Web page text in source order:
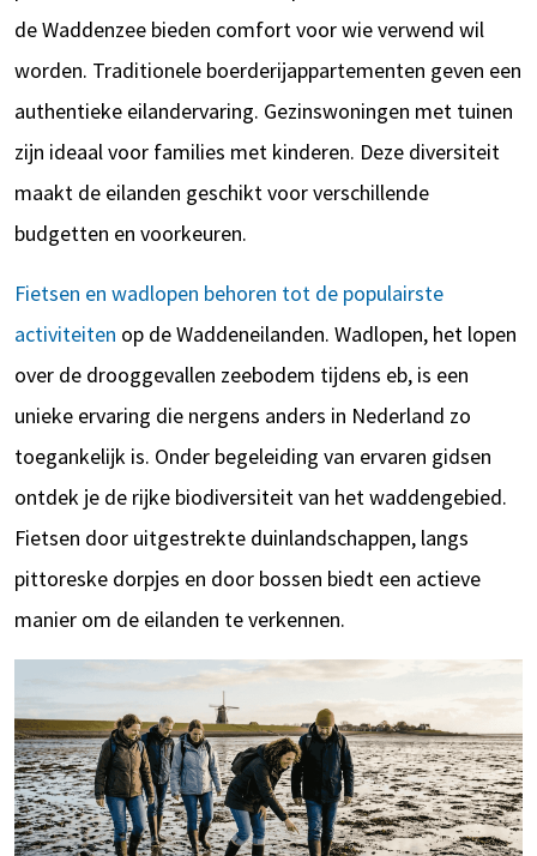
de Waddenzee bieden comfort voor wie verwend wil
worden. Traditionele boerderijappartementen geven een
authentieke eilandervaring. Gezinswoningen met tuinen
zijn ideaal voor families met kinderen. Deze diversiteit
maakt de eilanden geschikt voor verschillende
budgetten en voorkeuren.
Fietsen en wadlopen behoren tot de populairste
activiteiten op de Waddeneilanden. Wadlopen, het lopen
over de drooggevallen zeebodem tijdens eb, is een
unieke ervaring die nergens anders in Nederland zo
toegankelijk is. Onder begeleiding van ervaren gidsen
ontdek je de rijke biodiversiteit van het waddengebied.
Fietsen door uitgestrekte duinlandschappen, langs
pittoreske dorpjes en door bossen biedt een actieve
manier om de eilanden te verkennen.